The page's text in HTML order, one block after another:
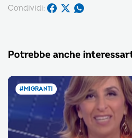
Condividi:
Potrebbe anche
#MIGRANTI